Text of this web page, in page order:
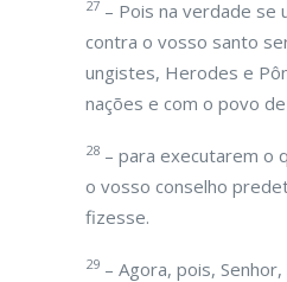
27 – Pois na verdade se
contra o vosso santo
ungistes, Herodes e
nações e com o povo
28 – para executarem o
o vosso conselho
fizesse.
29 – Agora, pois,